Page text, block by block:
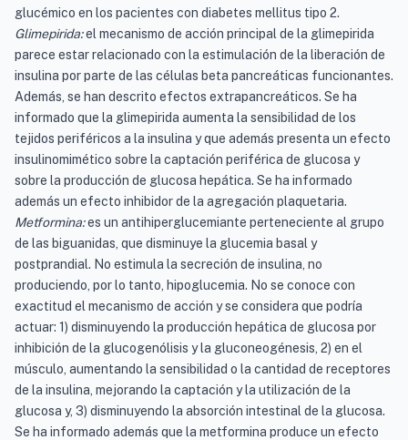
glucémico en los pacientes con diabetes mellitus tipo 2.
Glimepirida:el mecanismo de acción principal de la glimepirida
parece estar relacionado con la estimulación de la liberación de
insulina por parte de las células beta pancreáticas funcionantes.
Además, se han descrito efectos extrapancreáticos. Se ha
informado que la glimepirida aumenta la sensibilidad de los
tejidos periféricos a la insulina y que además presenta un efecto
insulinomimético sobre la captación periférica de glucosa y
sobre la producción de glucosa hepática. Se ha informado
además un efecto inhibidor de la agregación plaquetaria.
Metformina:es un antihiperglucemiante perteneciente al grupo
de las biguanidas, que disminuye la glucemia basal y
postprandial. No estimula la secreción de insulina, no
produciendo, por lo tanto, hipoglucemia. No se conoce con
exactitud el mecanismo de acción y se considera que podría
actuar: 1) disminuyendo la producción hepática de glucosa por
inhibición de la glucogenólisis y la gluconeogénesis, 2) en el
músculo, aumentando la sensibilidad o la cantidad de receptores
de la insulina, mejorando la captación y la utilización de la
glucosa y, 3) disminuyendo la absorción intestinal de la glucosa.
Se ha informado además que la metformina produce un efecto